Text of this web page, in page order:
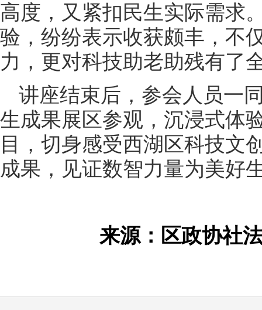
高度，又紧扣民生实际需求
验，纷纷表示收获颇丰，不
力，更对科技助老助残有了
讲座结束后，参会人员一
生成果展区参观，沉浸式体
目，切身感受西湖区科技文
成果，见证数智力量为美好
来源：区政协